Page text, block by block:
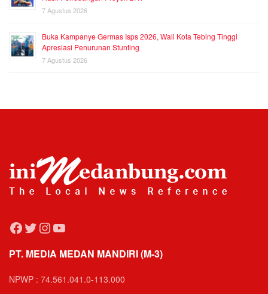
7 Agustus 2026
Buka Kampanye Germas Isps 2026, Wali Kota Tebing Tinggi
Apresiasi Penurunan Stunting
7 Agustus 2026
Facebook
Twitter
Instagram
YouTube
PT. MEDIA MEDAN MANDIRI (M-3)
NPWP : 74.561.041.0-113.000